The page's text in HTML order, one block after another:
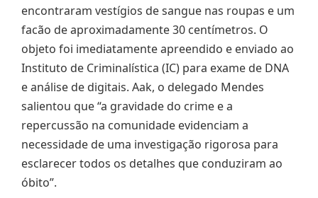
encontraram vestígios de sangue nas roupas e um
facão de aproximadamente 30 centímetros. O
objeto foi imediatamente apreendido e enviado ao
Instituto de Criminalística (IC) para exame de DNA
e análise de digitais. Aak, o delegado Mendes
salientou que “a gravidade do crime e a
repercussão na comunidade evidenciam a
necessidade de uma investigação rigorosa para
esclarecer todos os detalhes que conduziram ao
óbito”.